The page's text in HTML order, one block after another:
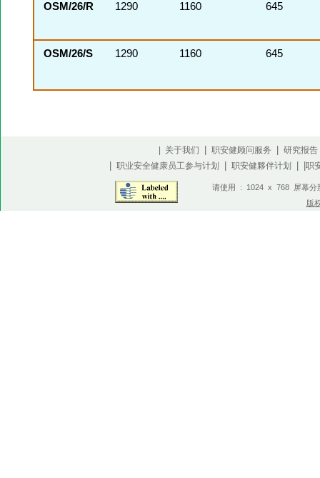
OSM/26/R 1290 1160 645
OSM/26/S 1290 1160 645
| 关于我们 职安健顾问服务 研究报告
职业安全健康员工参与计划 职安健夥伴计划 职
请使用 : 1024 x 768 屏幕分
版